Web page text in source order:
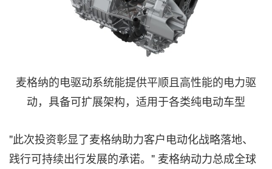
麦格纳的电驱动系统能提供平顺且高性能的电力驱
动，具备可扩展架构，适用于各类纯电动车型
"此次投资彰显了麦格纳助力客户电动化战略落地、
践行可持续出行发展的承诺。" 麦格纳动力总成全球